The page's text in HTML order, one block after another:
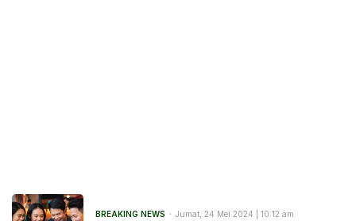
BREAKING NEWS Jumat, 24 Mei 2024 | 10:12 am